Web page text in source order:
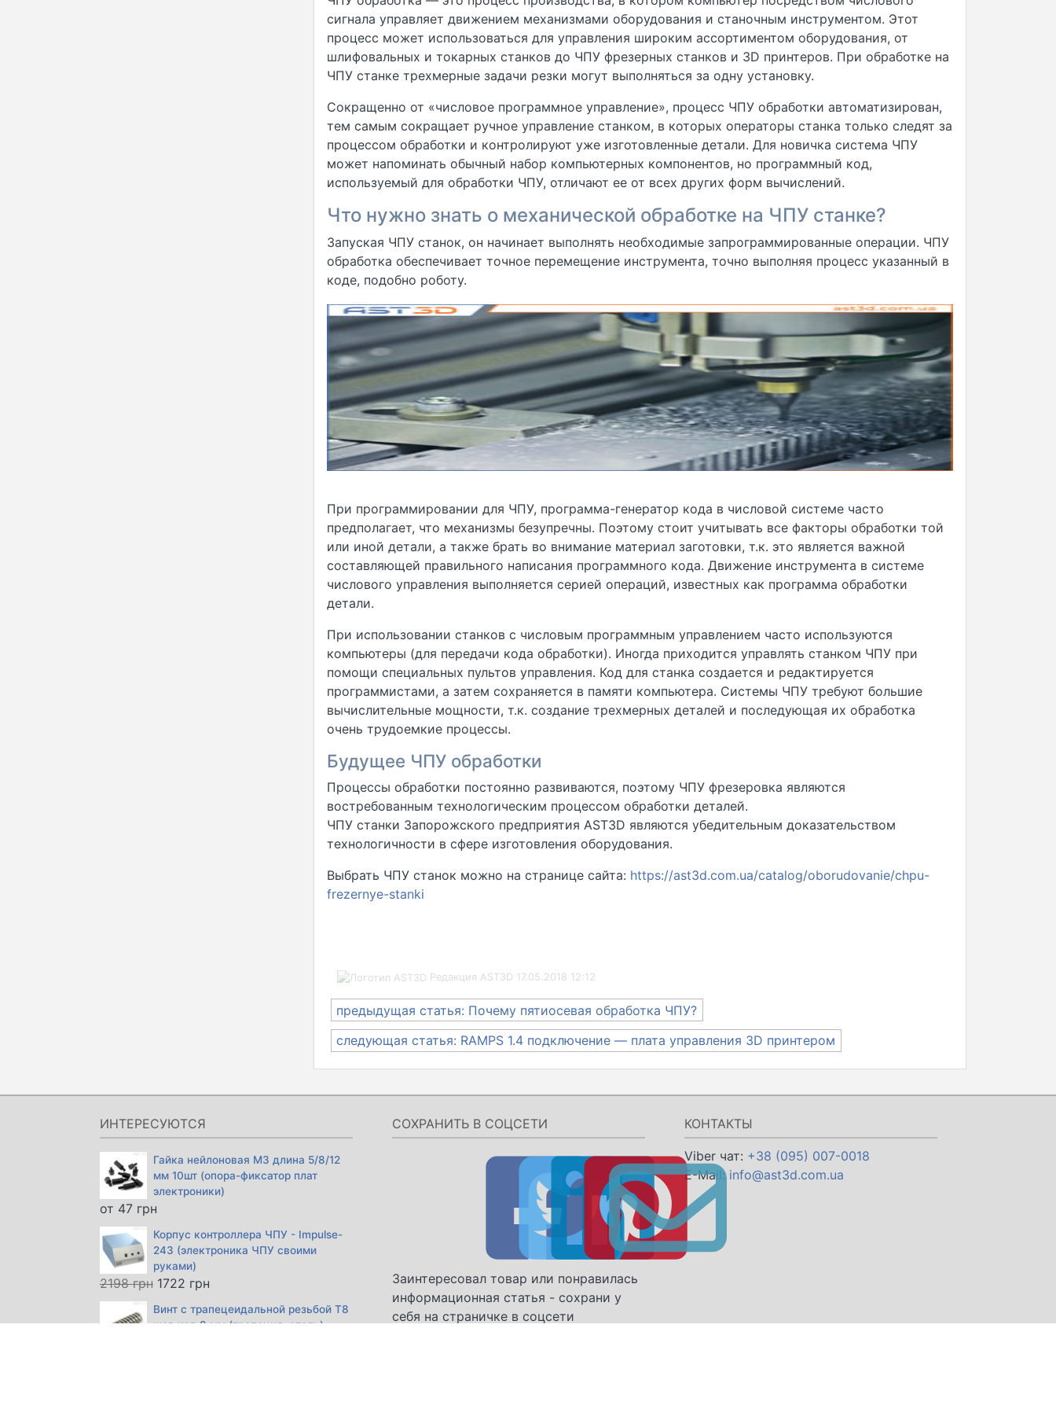
сигнала управляет движением механизмами оборудования и станочным инструментом. Этот
процесс может использоваться для управления широким ассортиментом оборудования, от
шлифовальных и токарных станков до ЧПУ фрезерных станков и 3D принтеров. При обработке на
ЧПУ станке трехмерные задачи резки могут выполняться за одну установку.
Сокращенно от «числовое программное управление», процесс ЧПУ обработки автоматизирован,
тем самым сокращает ручное управление станком, в которых операторы станка только следят за
процессом обработки и контролируют уже изготовленные детали. Для новичка система ЧПУ
может напоминать обычный набор компьютерных компонентов, но программный код,
используемый для обработки ЧПУ, отличают ее от всех других форм вычислений.
Что нужно знать о механической обработке на ЧПУ станке?
Запуская ЧПУ станок, он начинает выполнять необходимые запрограммированные операции. ЧПУ
обработка обеспечивает точное перемещение инструмента, точно выполняя процесс указанный в
коде, подобно роботу.
При программировании для ЧПУ, программа-генератор кода в числовой системе часто
предполагает, что механизмы безупречны. Поэтому стоит учитывать все факторы обработки той
или иной детали, а также брать во внимание материал заготовки, т.к. это является важной
составляющей правильного написания программного кода. Движение инструмента в системе
числового управления выполняется серией операций, известных как программа обработки
детали.
При использовании станков с числовым программным управлением часто используются
компьютеры (для передачи кода обработки). Иногда приходится управлять станком ЧПУ при
помощи специальных пультов управления. Код для станка создается и редактируется
программистами, а затем сохраняется в памяти компьютера. Системы ЧПУ требуют большие
вычислительные мощности, т.к. создание трехмерных деталей и последующая их обработка
очень трудоемкие процессы.
Будущее ЧПУ обработки
Процессы обработки постоянно развиваются, поэтому ЧПУ фрезеровка являются
востребованным технологическим процессом обработки деталей.
ЧПУ станки Запорожского предприятия AST3D являются убедительным доказательством
технологичности в сфере изготовления оборудования.
Выбрать ЧПУ станок можно на странице сайта: https://ast3d.com.ua/catalog/oborudovanie/chpu-
frezernye-stanki
Редакция AST3D 17.05.2018 12:12
Навигация
по
записям
предыдущая статья: Почему пятиосевая обработка ЧПУ?
следующая статья: RAMPS 1.4 подключение — плата управления 3D принтером
ИНТЕРЕСУЮТСЯ
Гайка нейлоновая М3 длина 5/8/12
мм 10шт (опора-фиксатор плат
электроники)
от 47 грн
Корпус контроллера ЧПУ - Impulse-
243 (электроника ЧПУ своими
руками)
2198грн Первоначальная
составляла
1722 грнТекущая
1722 грн.
Винт с трапецеидальной резьбой Т8
шаг-ход 8 мм (трапеция, сталь)
СОХРАНИТЬ В СОЦСЕТИ
Заинтересовал товар или понравилась
информационная статья - сохрани у
себя на страничке в соцсети
КОНТАКТЫ
Viber чат: +38 (095) 007-0018
E-Mail: info@ast3d.com.ua